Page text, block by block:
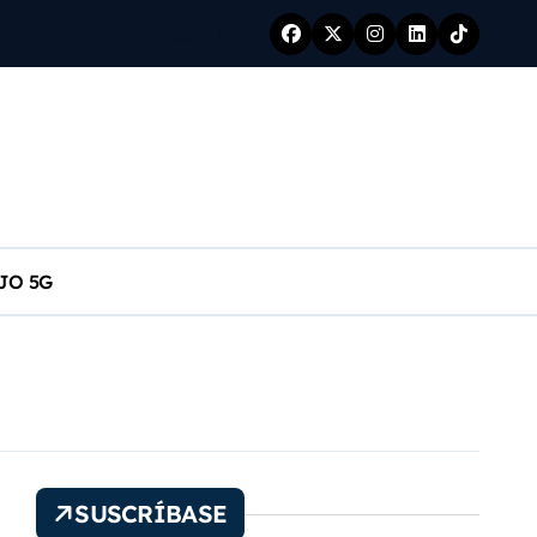
5G
SUSCRÍBASE